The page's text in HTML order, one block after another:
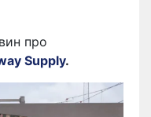
про
Supply.